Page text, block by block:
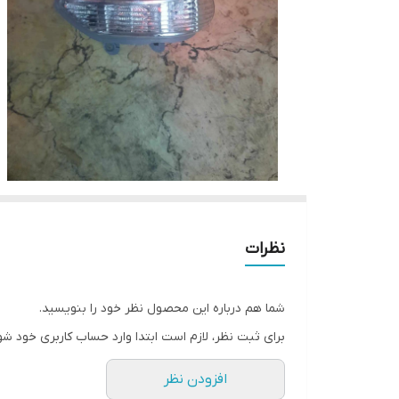
نظرات
شما هم درباره این محصول نظر خود را بنویسید.
برای ثبت نظر، لازم است ابتدا وارد حساب کاربری خود
افزودن نظر